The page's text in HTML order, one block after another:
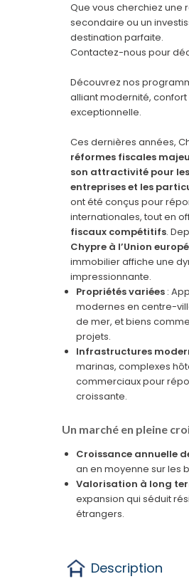
Que vous cherchiez une
secondaire ou un
destination parfaite.
Contactez-nous pour
Découvrez nos
alliant modernité,
exceptionnelle.
Ces dernières années,
réformes fiscales
son attractivité pour
entreprises et les
ont été conçus pour
internationales, tout en
fiscaux compétitifs.
Chypre à l’Union
immobilier affiche une
impressionnante.
Propriétés variées :
modernes en centre-
de mer, et biens
projets.
Infrastructures
marinas, complexes
commerciaux pour
croissante.
Un marché en pleine
Croissance annuelle
an en moyenne sur les
Valorisation à long
expansion qui séduit
étrangers.
Description